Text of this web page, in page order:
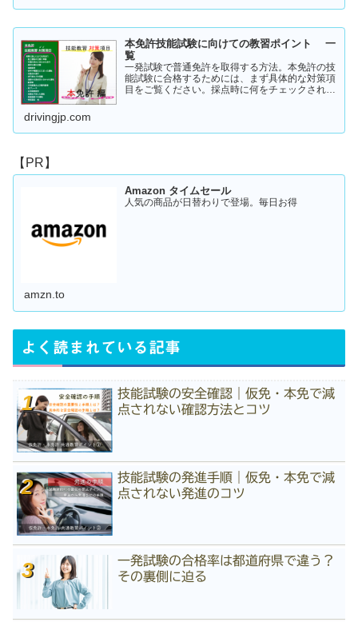
本免許技能試験に向けての教習ポイント 一
覧
一発試験で普通免許を取得する方法。本免許の技
能試験に合格するためには、まず具体的な対策項
目をご覧ください。採点時に何をチェックされる
drivingjp.com
【PR】
Amazon タイムセール
人気の商品が日替わりで登場。毎日お得
amzn.to
よく読まれている記事
技能試験の安全確認｜仮免・本免で減
点されない確認方法とコツ
技能試験の発進手順｜仮免・本免で減
点されない発進のコツ
一発試験の合格率は都道府県で違う？
その裏側に迫る